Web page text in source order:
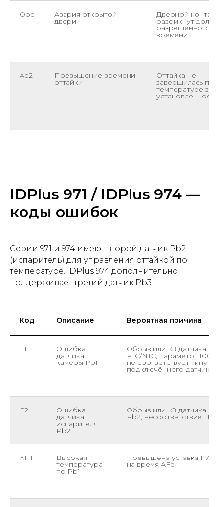
Opd Авария открытой
двери
Дверной контакт
разомкнут
разрешённого
времени
Ad2 Превышение времени
оттайки
Оттайка не
завершилась по
температуре за
установленное
IDPlus 971 / IDPlus 974 —
коды ошибок
Серии 971 и 974 имеют второй датчик Pb2
(испаритель) для управления оттайкой по
температуре. IDPlus 974 дополнительно
поддерживает третий датчик Pb3.
Код Описание Вероятная причина
E1 Ошибка
датчика
камеры Pb1
Обрыв или КЗ датчика
PTC/NTC, параметр H00
не соответствует типу
подключённого датчика
E2 Ошибка
датчика
испарителя
Pb2
Обрыв или КЗ датчика
Pb2, несоответствие H00
AH1 Высокая
температура
по Pb1
Превышена уставка HAL
на время AFd